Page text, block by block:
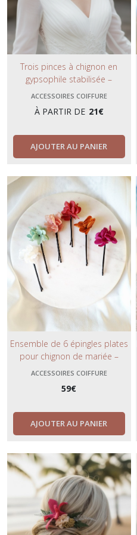
Trois pinces à chignon en
gypsophile stabilisée –
Accessoires cheveux bohèmes
ACCESSOIRES COIFFURE
À PARTIR DE 21€
AJOUTER AU PANIER
Ensemble de 6 épingles plates
pour chignon de mariée –
Fleurs d’hortensia stabilisées
bohème naturel.
ACCESSOIRES COIFFURE
59€
AJOUTER AU PANIER